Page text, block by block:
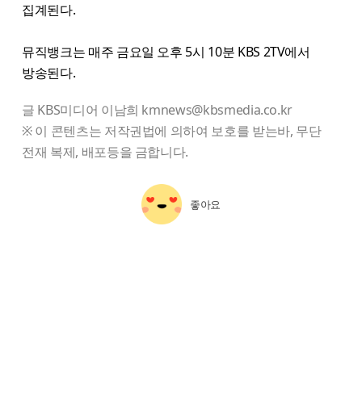
집계된다.
뮤직뱅크는 매주 금요일 오후 5시 10분 KBS 2TV에서
방송된다.
글 KBS미디어 이남희 kmnews@kbsmedia.co.kr
※ 이 콘텐츠는 저작권법에 의하여 보호를 받는바, 무단
전재 복제, 배포등을 금합니다.
좋아요